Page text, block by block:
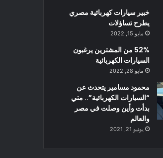
خبير سيارات كهربائية مصري
يطرح تساؤلات
مايو 15, 2022
52% من المشترين يرغبون
السيارات الكهربائية
مايو 28, 2022
محمود مسامير يتحدث عن
“السيارات الكهربائية”.. متي
بدأت وأين وصلت في مصر
والعالم
يونيو 21, 2021